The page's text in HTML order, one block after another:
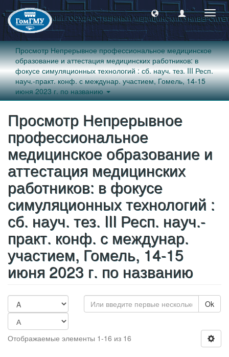
Просмотр Непрерывное профессиональное медицинское
образование и аттестация медицинских работников: в
фокусе симуляционных технологий : сб. науч. тез. III Респ.
науч.-практ. конф. с междунар. участием, Гомель, 14-15
июня 2023 г. по названию
Просмотр Непрерывное
профессиональное
медицинское образование и
аттестация медицинских
работников: в фокусе
симуляционных технологий :
сб. науч. тез. III Респ. науч.-
практ. конф. с междунар.
участием, Гомель, 14-15
июня 2023 г. по названию
Ok
Отображаемые элементы 1-16 из 16